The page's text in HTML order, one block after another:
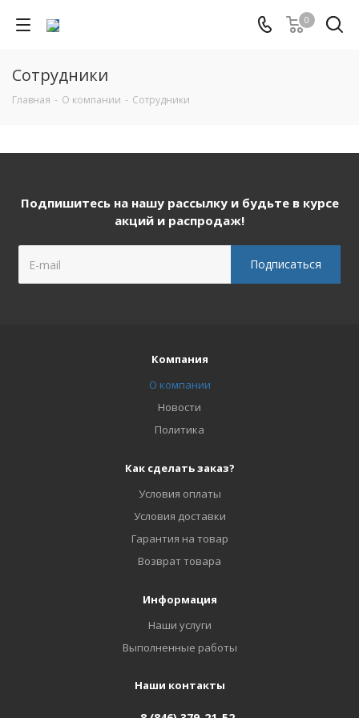
0
Сотрудники
Главная - О компании - Сотрудники
Подпишитесь на нашу рассылку и будьте в курсе
акций и распродаж!
Компания
О компании
Новости
Политика
Как сделать заказ?
Условия оплаты
Условия доставки
Гарантия на товар
Возврат товара
Информация
Наши услуги
Выполненные работы
Наши контакты